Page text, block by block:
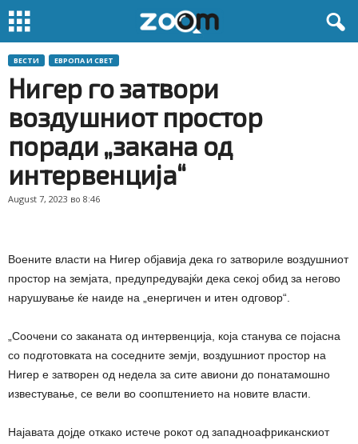
ВЕСТИ ЕВРОПА И СВЕТ
Нигер го затвори
воздушниот простор
поради „закана од
интервенција“
August 7, 2023 во 8:46
Воените власти на Нигер објавија дека го затвориле воздушниот
простор на земјата, предупредувајќи дека секој обид за негово
нарушување ќе наиде на „енергичен и итен одговор“.
„Соочени со заканата од интервенција, која станува се појасна
со подготовката на соседните земји, воздушниот простор на
Нигер е затворен од недела за сите авиони до понатамошно
известување, се вели во соопштението на новите власти.
Најавата дојде откако истече рокот од западноафриканскиот